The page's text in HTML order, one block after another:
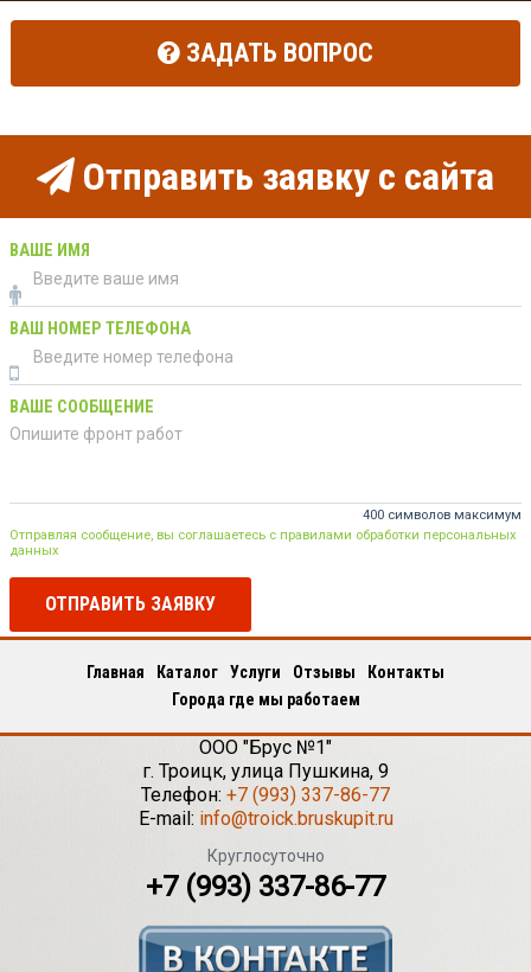
ЗАДАТЬ ВОПРОС
Отправить заявку с сайта
ВАШЕ ИМЯ
ВАШ НОМЕР ТЕЛЕФОНА
ВАШЕ СООБЩЕНИЕ
400 символов максимум
Отправляя сообщение, вы соглашаетесь с правилами обработки персональных
данных
ОТПРАВИТЬ ЗАЯВКУ
Главная Каталог Услуги Отзывы
Контакты
Города где мы работаем
ООО "Брус №1"
г. Троицк, улица Пушкина, 9
Телефон: +7 (993) 337-86-77
E-mail: info@troick.bruskupit.ru
Круглосуточно
+7 (993) 337-86-77